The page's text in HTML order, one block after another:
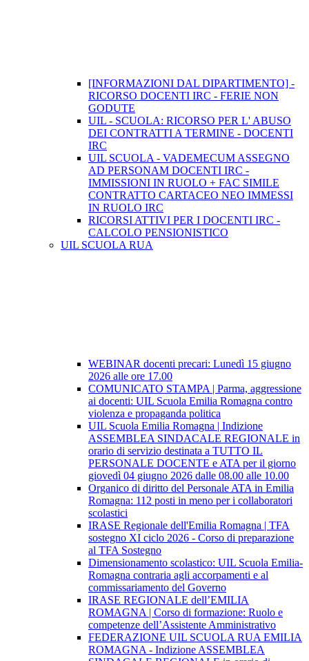
[INFORMAZIONI DAL DIPARTIMENTO] -
RICORSO DOCENTI IRC - FERIE NON
GODUTE
UIL - SCUOLA: RICORSO PER L' ABUSO
DEI CONTRATTI A TERMINE - DOCENTI
IRC
UIL SCUOLA - VADEMECUM ASSEGNO
AD PERSONAM DOCENTI IRC -
IMMISSIONI IN RUOLO + FAC SIMILE
CONTRATTO CARTACEO NEO IMMESSI
IN RUOLO IRC
RICORSI ATTIVI PER I DOCENTI IRC -
CALCOLO PENSIONISTICO
UIL SCUOLA RUA
WEBINAR docenti precari: Lunedì 15 giugno
2026 alle ore 17.00
COMUNICATO STAMPA | Parma, aggressione
ai docenti: UIL Scuola Emilia Romagna contro
violenza e propaganda politica
UIL Scuola Emilia Romagna | Indizione
ASSEMBLEA SINDACALE REGIONALE in
orario di servizio destinata a TUTTO IL
PERSONALE DOCENTE e ATA per il giorno
giovedì 04 giugno 2026 dalle 08.00 alle 10.00
Organico di diritto del Personale ATA in Emilia
Romagna: 112 posti in meno per i collaboratori
scolastici
IRASE Regionale dell'Emilia Romagna | TFA
sostegno XI ciclo 2026 - Corso di preparazione
al TFA Sostegno
Dimensionamento scolastico: UIL Scuola Emilia-
Romagna contraria agli accorpamenti e al
commissariamento del Governo
IRASE REGIONALE dell’EMILIA
ROMAGNA | Corso di formazione: Ruolo e
competenze dell’Assistente Amministrativo
FEDERAZIONE UIL SCUOLA RUA EMILIA
ROMAGNA - Indizione ASSEMBLEA